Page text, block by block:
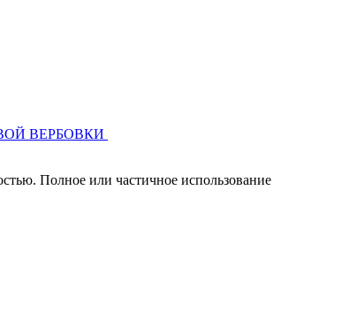
Полное или частичное использование